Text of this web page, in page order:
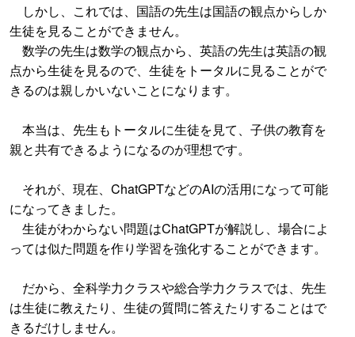
しかし、これでは、国語の先生は国語の観点からしか
生徒を見ることができません。
数学の先生は数学の観点から、英語の先生は英語の観
点から生徒を見るので、生徒をトータルに見ることがで
きるのは親しかいないことになります。
本当は、先生もトータルに生徒を見て、子供の教育を
親と共有できるようになるのが理想です。
それが、現在、ChatGPTなどのAIの活用になって可能
になってきました。
生徒がわからない問題はChatGPTが解説し、場合によ
っては似た問題を作り学習を強化することができます。
だから、全科学力クラスや総合学力クラスでは、先生
は生徒に教えたり、生徒の質問に答えたりすることはで
きるだけしません。